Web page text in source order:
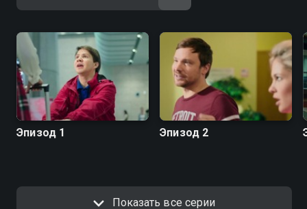
экипаж вы можете совершенно бесплатно в
хорошем HD качестве на Смотрёшке
Эпизод 1 Эпизод 2
Показать все серии